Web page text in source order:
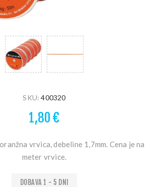
SKU: 400320
1,80 €
vrvica, debeline 1,7mm. Cena je na
meter vrvice.
DOBAVA 1 - 5 DNI